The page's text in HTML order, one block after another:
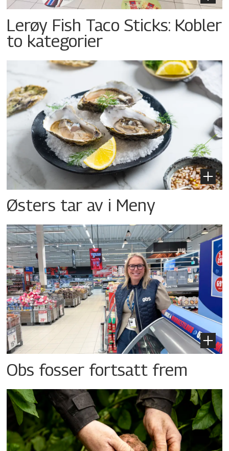
Lerøy Fish Taco Sticks: Kobler
to kategorier
Østers tar av i Meny
Obs fosser fortsatt frem